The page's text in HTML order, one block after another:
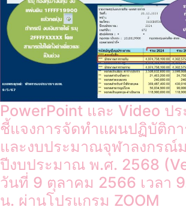
PowerPoint และ Video ปร
ชี้แจงการจัดทำแผนปฏิบัติก
และงบประมาณจุฬาลงกรณ์
ปีงบประมาณ พ.ศ. 2568
วันที่ 9 ตุลาคม 2566 เวลา
น. ผ่านโปรแกรม ZOOM